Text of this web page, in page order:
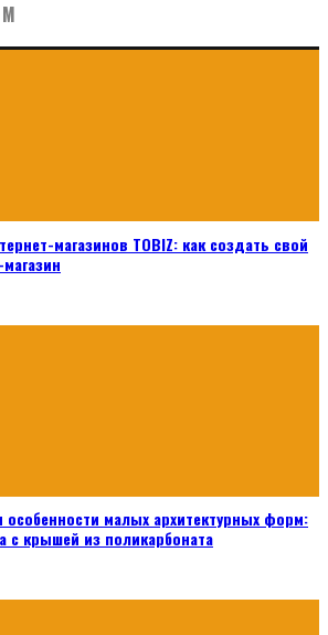
магазинов TOBIZ: как создать свой
особенности малых архитектурных форм:
с крышей из поликарбоната